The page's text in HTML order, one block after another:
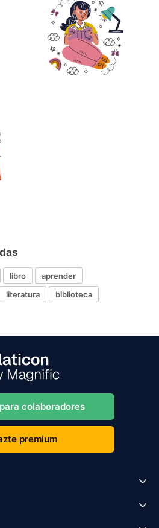
libro
aprender
literatura
biblioteca
colaboradores
premium